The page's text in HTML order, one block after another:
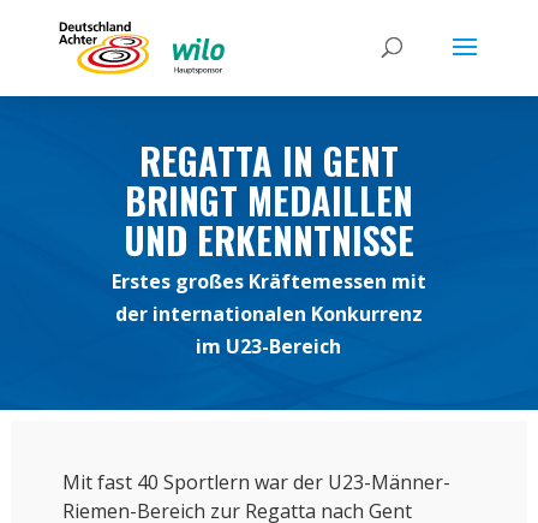
REGATTA IN GENT
BRINGT MEDAILLEN
UND ERKENNTNISSE
Erstes großes Kräftemessen mit
der internationalen Konkurrenz
im U23-Bereich
Mit fast 40 Sportlern war der U23-Männer-
Riemen-Bereich zur Regatta nach Gent